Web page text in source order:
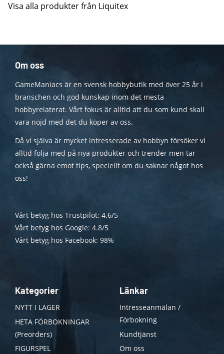
Visa alla produkter från Liquitex
Om oss
GameManiacs är en svensk hobbybutik med över 25 år i
branschen och god kunskap inom det mesta
hobbyrelaterat. Vårt fokus är alltid att du som kund skall
vara nöjd med det du köper av oss.
Då vi själva är mycket intresserade av hobbyn försöker vi
alltid följa med på nya produkter och trender men tar
också gärna emot tips, speciellt om du saknar något hos
oss!
Vårt betyg hos Trustpilot: 4.6/5
Vårt betyg hos Google: 4.8/5
Vårt betyg hos Facebook: 98%
Kategorier
NYTT I LAGER
HETA FÖRBOKNINGAR
(Preorders)
FIGURSPEL
Länkar
Intresseanmälan /
Förbokning
Kundtjänst
Om oss